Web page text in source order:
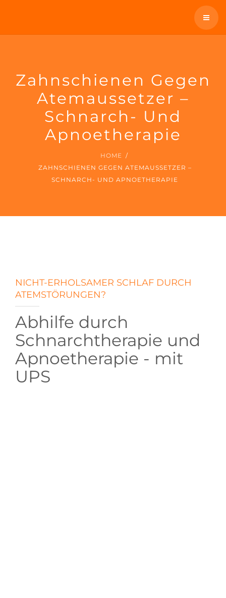
ÜBERWEISER
TELEFON: 0931 12300
SCHNARCHEN
ÜBERWEISER
KONTAKT / TERMIN
Zahnschienen Gegen
Atemaussetzer –
Schnarch- Und
Apnoetherapie
HOME
ZAHNSCHIENEN GEGEN ATEMAUSSETZER –
SCHNARCH- UND APNOETHERAPIE
NICHT-ERHOLSAMER SCHLAF DURCH
ATEMSTÖRUNGEN?
Abhilfe durch
Schnarchtherapie und
Apnoetherapie - mit
UPS